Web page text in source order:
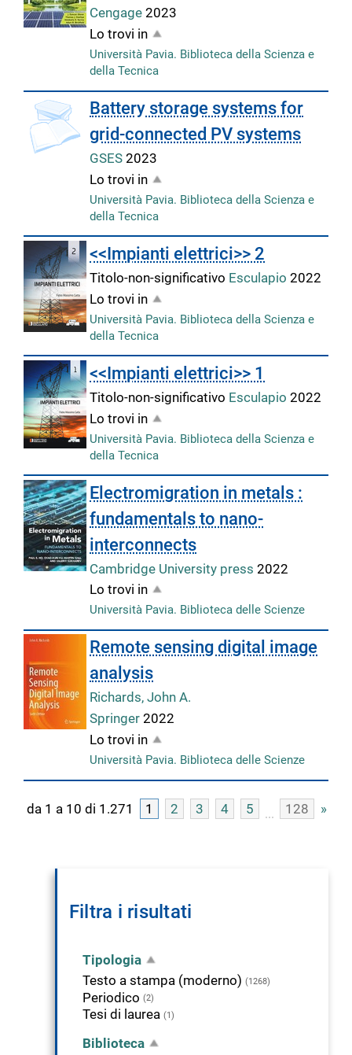
Cengage2023
Lo trovi in
Università Pavia. Biblioteca della Scienza e
della Tecnica
Battery storage systems for
grid-connected PV systems
GSES2023
Lo trovi in
Università Pavia. Biblioteca della Scienza e
della Tecnica
<<Impianti elettrici>> 2
Titolo-non-significativo Esculapio2022
Lo trovi in
Università Pavia. Biblioteca della Scienza e
della Tecnica
<<Impianti elettrici>> 1
Titolo-non-significativo Esculapio2022
Lo trovi in
Università Pavia. Biblioteca della Scienza e
della Tecnica
Electromigration in metals :
fundamentals to nano-
interconnects
Cambridge University press2022
Lo trovi in
Università Pavia. Biblioteca delle Scienze
Remote sensing digital image
analysis
Richards, John A.
Springer2022
Lo trovi in
Università Pavia. Biblioteca delle Scienze
da 1 a 10 di 1.271 1 2 3 4 5 128 »
Filtra i risultati
Tipologia
Testo a stampa (moderno) (1268)
Periodico (2)
Tesi di laurea (1)
Biblioteca